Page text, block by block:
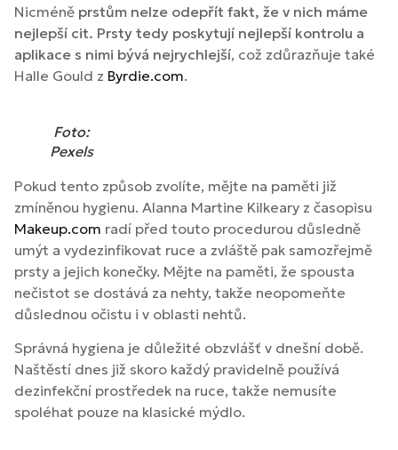
Nicméně prstům nelze odepřít fakt, že v nich máme
nejlepší cit. Prsty tedy poskytují nejlepší kontrolu a
aplikace s nimi bývá nejrychlejší, což zdůrazňuje také
Halle Gould z Byrdie.com.
Foto:
Pexels
Pokud tento způsob zvolíte, mějte na paměti již
zmíněnou hygienu. Alanna Martine Kilkeary z časopisu
Makeup.com radí před touto procedurou důsledně
umýt a vydezinfikovat ruce a zvláště pak samozřejmě
prsty a jejich konečky. Mějte na paměti, že spousta
nečistot se dostává za nehty, takže neopomeňte
důslednou očistu i v oblasti nehtů.
Správná hygiena je důležité obzvlášť v dnešní době.
Naštěstí dnes již skoro každý pravidelně používá
dezinfekční prostředek na ruce, takže nemusíte
spoléhat pouze na klasické mýdlo.